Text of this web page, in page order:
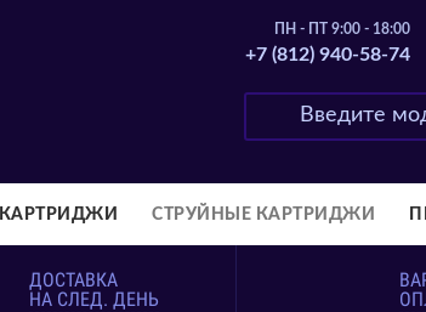
ПН - ПТ 9:00 - 18:00
+7 (812) 940-58-74
СТРУЙНЫЕ КАРТРИДЖИ
ДОСТАВКА
НА СЛЕД. ДЕНЬ